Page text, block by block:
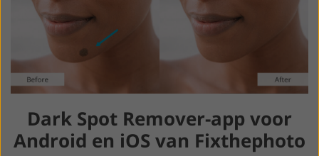
Dark Spot Remover-app voor
Android en iOS van Fixthephoto